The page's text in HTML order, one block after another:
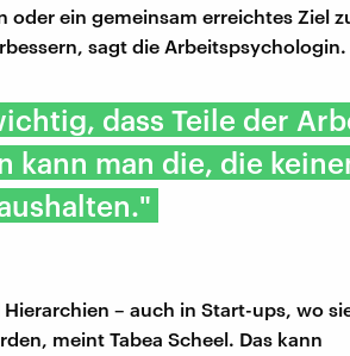
oder ein gemeinsam erreichtes Ziel
sagt die Arbeitspsychologin.
dass Teile der
kann man die, die
– auch in Start-ups, wo
meint Tabea Scheel. Das kann